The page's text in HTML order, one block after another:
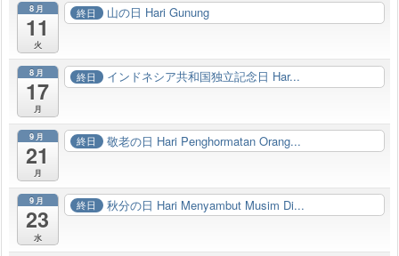
8月
11
火
終日 山の日 Hari Gunung
8月
17
月
終日 インドネシア共和国独立記念日 Har...
9月
21
月
終日 敬老の日 Hari Penghormatan Orang...
9月
23
水
終日 秋分の日 Hari Menyambut Musim Di...